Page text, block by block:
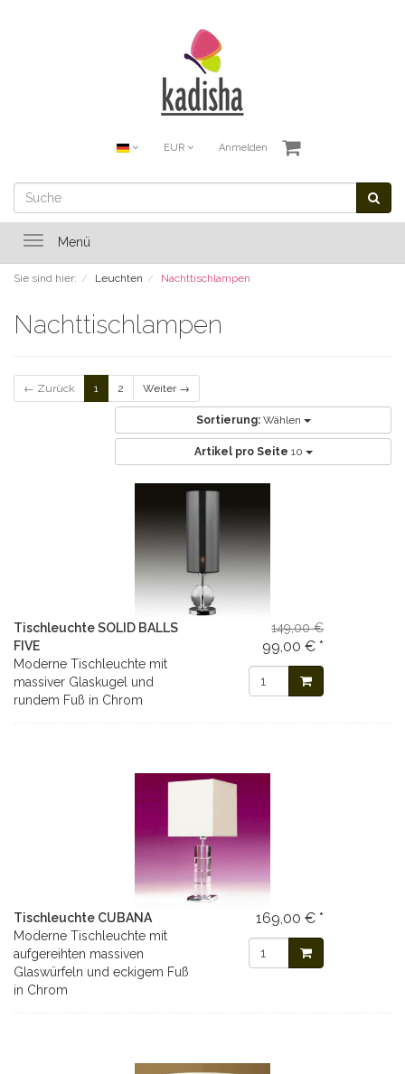
EUR Anmelden
ToggleMenü
Sie sind hier: Leuchten Nachttischlampen
Nachttischlampen
← Zurück 1 2 Weiter →
Sortierung: Wählen
Artikel pro Seite 10
Tischleuchte SOLID BALLS
FIVE
Moderne Tischleuchte mit
massiver Glaskugel und
rundem Fuß in Chrom
149,00 €
99,00 € *
Tischleuchte CUBANA
Moderne Tischleuchte mit
aufgereihten massiven
Glaswürfeln und eckigem Fuß
in Chrom
169,00 € *